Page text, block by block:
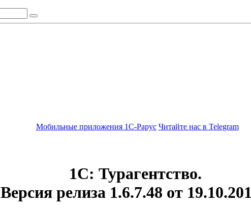
Мобильные приложения 1С-Рарус Читайте нас в Telegram
1С: Турагентство.
Версия релиза 1.6.7.48 от